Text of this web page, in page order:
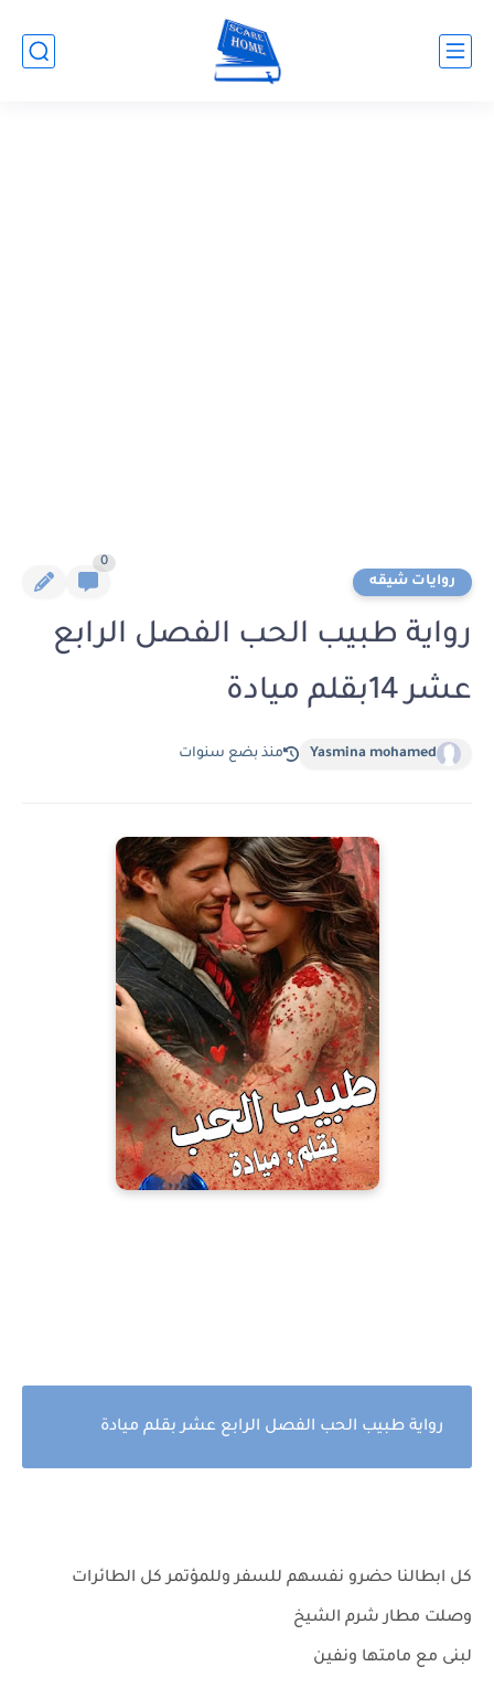
روايات شيقه
0
رواية طبيب الحب الفصل الرابع
عشر 14بقلم ميادة
Yasmina mohamed منذ بضع سنوات
رواية طبيب الحب الفصل الرابع عشر بقلم ميادة
كل ابطالنا حضرو نفسهم للسفر وللمؤتمر كل الطائرات
وصلت مطار شرم الشيخ
لبنى مع مامتها ونفين